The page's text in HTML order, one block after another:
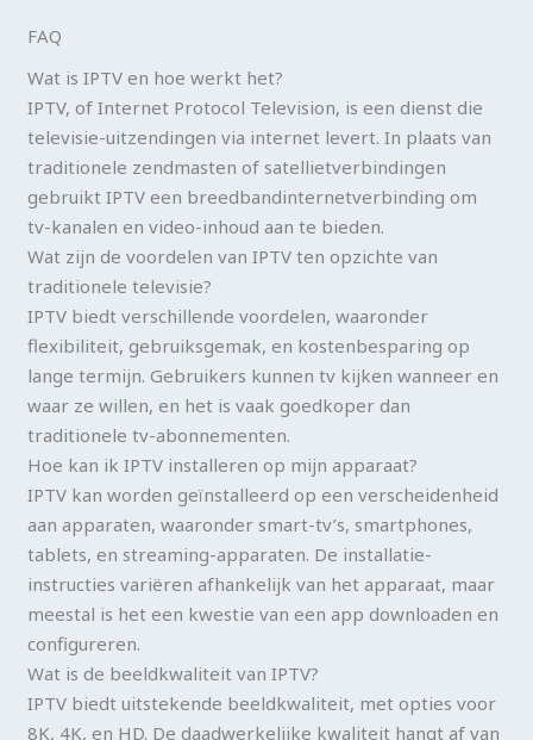
FAQ
Wat is IPTV en hoe werkt het?
IPTV, of Internet Protocol Television, is een dienst die
televisie-uitzendingen via internet levert. In plaats van
traditionele zendmasten of satellietverbindingen
gebruikt IPTV een breedbandinternetverbinding om
tv-kanalen en video-inhoud aan te bieden.
Wat zijn de voordelen van IPTV ten opzichte van
traditionele televisie?
IPTV biedt verschillende voordelen, waaronder
flexibiliteit, gebruiksgemak, en kostenbesparing op
lange termijn. Gebruikers kunnen tv kijken wanneer en
waar ze willen, en het is vaak goedkoper dan
traditionele tv-abonnementen.
Hoe kan ik IPTV installeren op mijn apparaat?
IPTV kan worden geïnstalleerd op een verscheidenheid
aan apparaten, waaronder smart-tv’s, smartphones,
tablets, en streaming-apparaten. De installatie-
instructies variëren afhankelijk van het apparaat, maar
meestal is het een kwestie van een app downloaden en
configureren.
Wat is de beeldkwaliteit van IPTV?
IPTV biedt uitstekende beeldkwaliteit, met opties voor
8K, 4K, en HD. De daadwerkelijke kwaliteit hangt af van